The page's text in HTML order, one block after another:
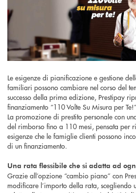
Le esigenze di pianificazione e gestione
familiari possono cambiare nel corso del
successo della prima edizione, Prestipay
finanziamento “110 Volte Su Misura per
La promozione di prestito personale con
del rimborso fino a 110 mesi, pensata per
esigenze che le famiglie clienti possono
di un finanziamento.
Una rata flessibile che si adatta ad
Grazie all’opzione “cambio piano” con
modificare l’importo della rata, scegliendo